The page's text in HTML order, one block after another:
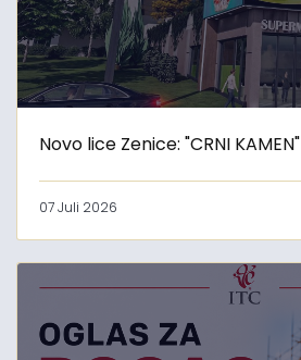
Novo lice Zenice: "CRNI KAMEN"
07 Juli 2026